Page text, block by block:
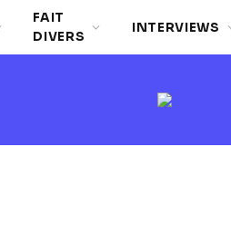
FAIT
DIVERS
INTERVIEWS